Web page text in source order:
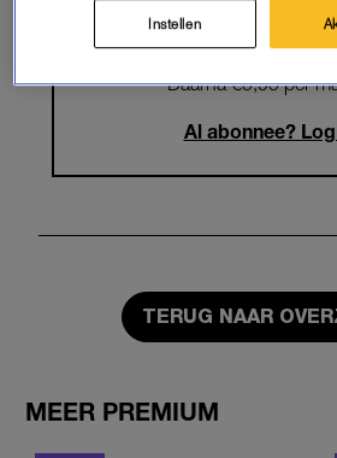
START GRATIS
Daarna €5,95 per
Al abonnee?
TERUG NAAR
MEER PREMIUM
Instellen